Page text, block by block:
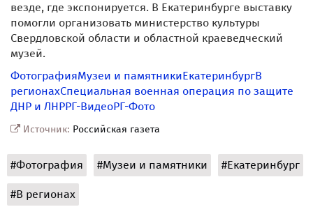
везде, где экспонируется. В Екатеринбурге выставку
помогли организовать министерство культуры
Свердловской области и областной краеведческий
музей.
ФотографияМузеи и памятникиЕкатеринбургВ
регионахСпециальная военная операция по защите
ДНР и ЛНРРГ-ВидеоРГ-Фото
Источник: Российская газета
#Фотография #Музеи и памятники #Екатеринбург
#В регионах